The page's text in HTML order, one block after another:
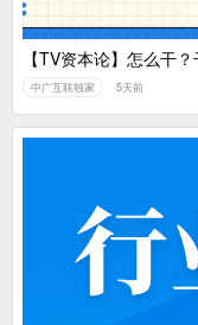
【TV资本论】怎么干
中广互联独家 5天前